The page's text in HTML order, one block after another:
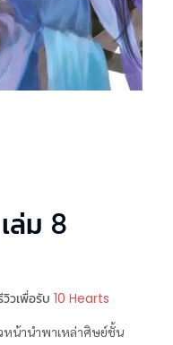
ล่ม 8
วิวเพื่อรับ 10 Hearts
หน้านำพาเหล่าศิษย์ชั้น